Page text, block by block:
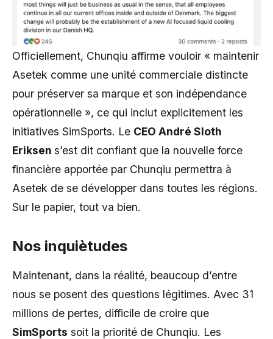
Officiellement, Chunqiu affirme vouloir « maintenir
Asetek comme une unité commerciale distincte
pour préserver sa marque et son indépendance
opérationnelle », ce qui inclut explicitement les
initiatives SimSports. Le CEO André Sloth
Eriksen s’est dit confiant que la nouvelle force
financière apportée par Chunqiu permettra à
Asetek de se développer dans toutes les régions.
Sur le papier, tout va bien.
Nos inquiètudes
Maintenant, dans la réalité, beaucoup d’entre
nous se posent des questions légitimes. Avec 31
millions de pertes, difficile de croire que
SimSports soit la priorité de Chunqiu. Les